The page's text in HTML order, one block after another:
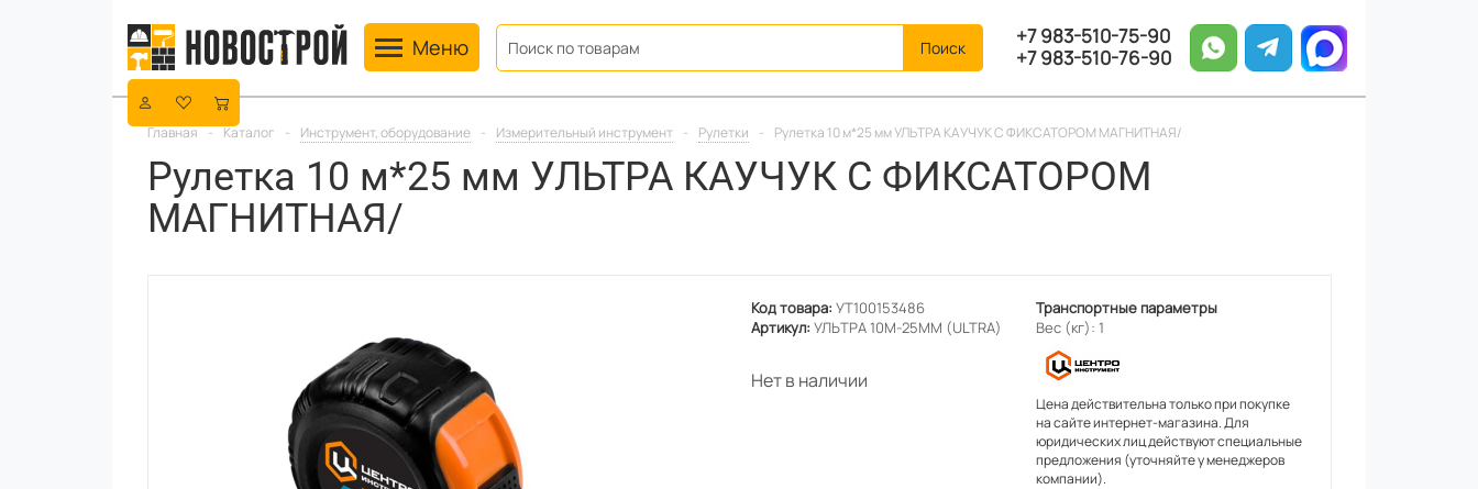
Toggle navigation
Меню
+7 983-510-75-90
+7 983-510-76-90
Главная - Каталог - Инструмент, оборудование - Измерительный инструмент - Рулетки - Рулетка 10 м*25 мм УЛЬТРА КАУЧУК С ФИКСАТОРОМ МАГНИТНАЯ/
Рулетка 10 м*25 мм УЛЬТРА КАУЧУК С ФИКСАТОРОМ
МАГНИТНАЯ/
Код товара: УТ100153486
Артикул: УЛЬТРА 10М-25ММ (ULTRA)
Нет в наличии
Транспортные параметры
Вес (кг): 1
Цена действительна только при покупке
на сайте интернет-магазина. Для
юридических лиц действуют специальные
предложения (уточняйте у менеджеров
компании).